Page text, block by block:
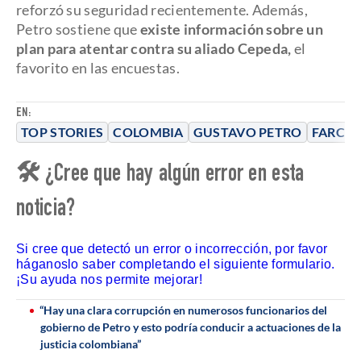
EN:
TOP STORIES COLOMBIA GUSTAVO PETRO FARC
reforzó su seguridad recientemente. Además,
Petro sostiene queexiste información sobre un
plan para atentar contra su aliado Cepeda,el
favorito en las encuestas.
🛠 ¿Cree que hay algún error en esta
noticia?
Si cree que detectó un error o incorrección, por favor
háganoslo saber completando el siguiente formulario.
¡Su ayuda nos permite mejorar!
“Hay una clara corrupción en numerosos funcionarios del
gobierno de Petro y esto podría conducir a actuaciones de la
justicia colombiana”